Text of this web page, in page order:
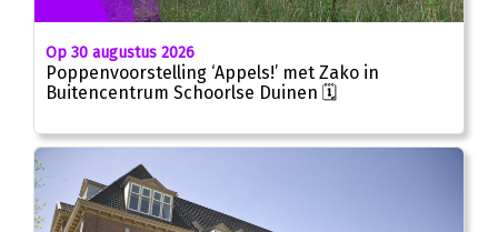
Op 30 augustus 2026
Poppenvoorstelling ‘Appels!’ met Zako in
Buitencentrum Schoorlse Duinen 🗓